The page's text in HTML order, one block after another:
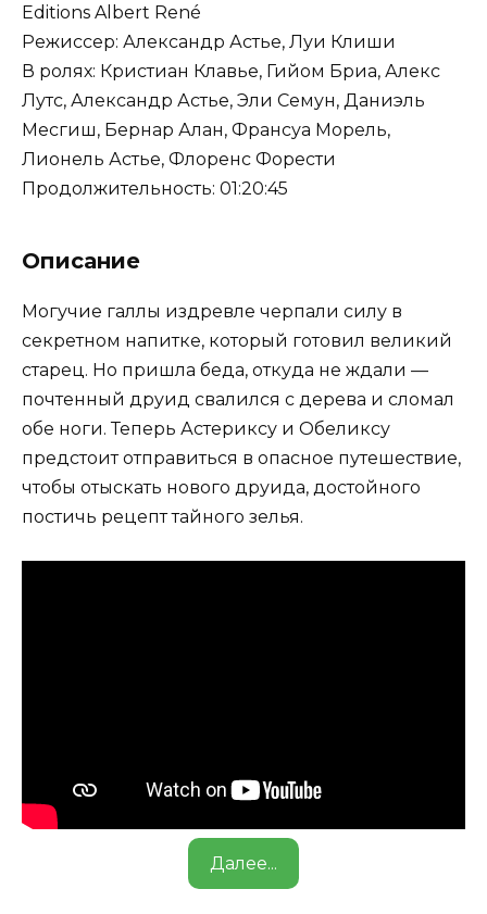
Editions Albert René
Режиссер: Александр Астье, Луи Клиши
В ролях: Кристиан Клавье, Гийом Бриа, Алекс
Лутс, Александр Астье, Эли Семун, Даниэль
Месгиш, Бернар Алан, Франсуа Морель,
Лионель Астье, Флоренс Форести
Продолжительность: 01:20:45
Описание
Могучие галлы издревле черпали силу в
секретном напитке, который готовил великий
старец. Но пришла беда, откуда не ждали —
почтенный друид свалился с дерева и сломал
обе ноги. Теперь Астериксу и Обеликсу
предстоит отправиться в опасное путешествие,
чтобы отыскать нового друида, достойного
постичь рецепт тайного зелья.
Далее...